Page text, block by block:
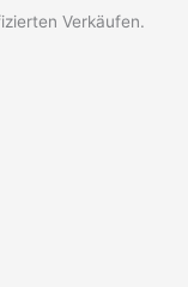
Verkäufen.